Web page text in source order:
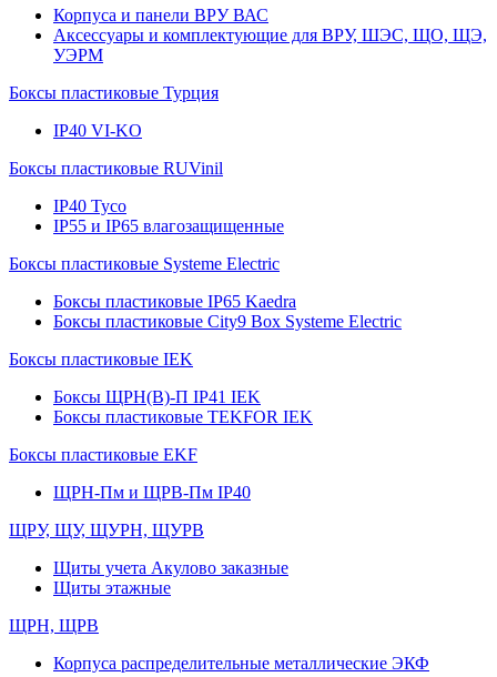
Корпуса и панели ВРУ ВАС
Аксессуары и комплектующие для ВРУ, ШЭС, ЩО, ЩЭ,
УЭРМ
Боксы пластиковые Турция
IP40 VI-KO
Боксы пластиковые RUVinil
IP40 Тусо
IP55 и IP65 влагозащищенные
Боксы пластиковые Systeme Electric
Боксы пластиковые IP65 Kaedra
Боксы пластиковые City9 Box Systeme Electric
Боксы пластиковые IEK
Боксы ЩРН(В)-П IP41 IEK
Боксы пластиковые TEKFOR IEK
Боксы пластиковые EKF
ЩРН-Пм и ЩРВ-Пм IP40
ЩРУ, ЩУ, ЩУРН, ЩУРВ
Щиты учета Акулово заказные
Щиты этажные
ЩРН, ЩРВ
Корпуса распределительные металлические ЭКФ